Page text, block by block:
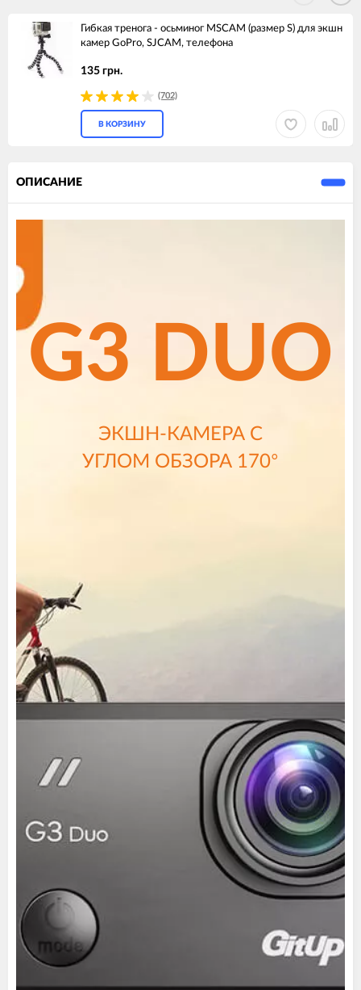
Гибкая тренога - осьминог MSCAM (размер S) для экшн
камер GoPro, SJCAM, телефона
135 грн.
(702)
В КОРЗИНУ
ОПИСАНИЕ
G3 DUO
ЭКШН-КАМЕРА С
УГЛОМ ОБЗОРА 170°